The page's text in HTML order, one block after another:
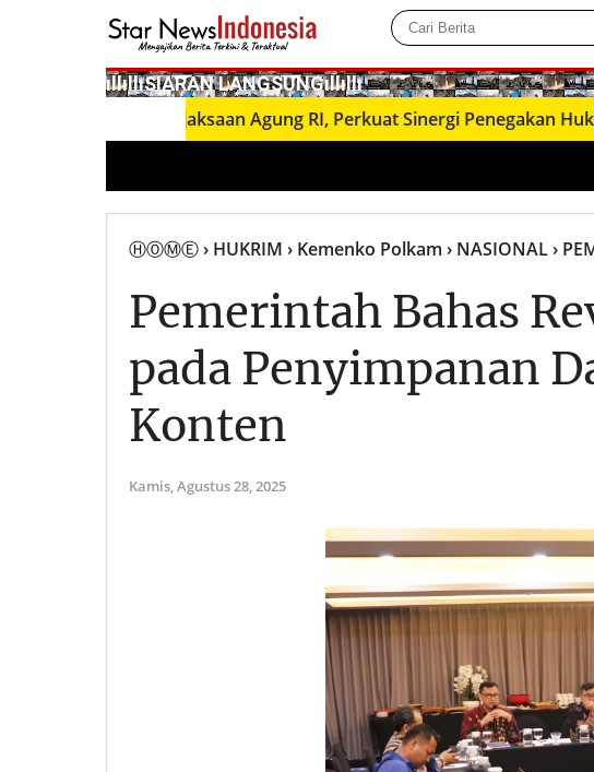
­ıllıllıS͙I͙A͙R͙A͙N͙ L͙A͙N͙G͙S͙U͙N͙G͙ıllıllı
Kejaksaan Agung RI, Perkuat Sinergi Penegakan Hukum
ⒽⓄⓂⒺ› HUKRIM › Kemenko Polkam › NASIONAL›
Pemerintah Bahas
pada Penyimpanan
Konten
Kamis,Agustus 28, 2025